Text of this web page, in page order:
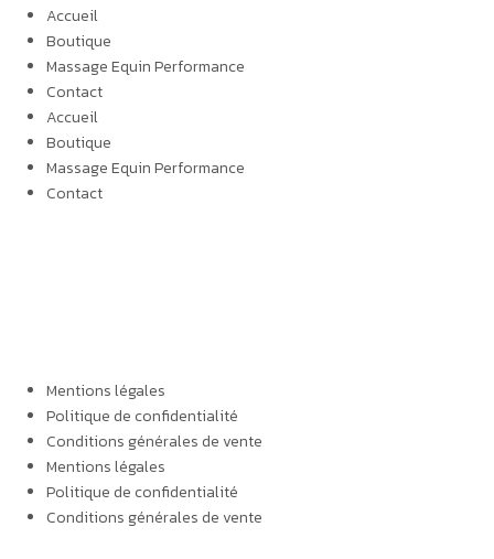
Accueil
Boutique
Massage Equin Performance
Contact
Accueil
Boutique
Massage Equin Performance
Contact
Mentions légales
Politique de confidentialité
Conditions générales de vente
Mentions légales
Politique de confidentialité
Conditions générales de vente